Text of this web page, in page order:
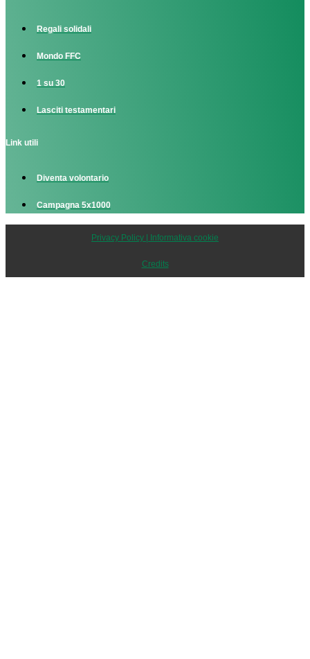
Regali solidali
Mondo FFC
1 su 30
Lasciti testamentari
Link utili
Diventa volontario
Campagna 5x1000
Privacy Policy | Informativa cookie
Credits